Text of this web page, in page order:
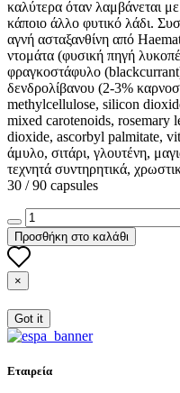
καλύτερα όταν λαμβάνεται
κάποιο άλλο φυτικό λάδι.
αγνή ασταξανθίνη από
ντομάτα (φυσική πηγή
φραγκοστάφυλο
δενδρολίβανου (2-3%
methylcellulose, silicon
mixed carotenoids, rosemary
dioxide, ascorbyl palmitate,
άμυλο, σιτάρι, γλουτένη,
τεχνητά συντηρητικά,
30 / 90 capsules
Προσθήκη στο καλάθι
×
Got it
Εταιρεία